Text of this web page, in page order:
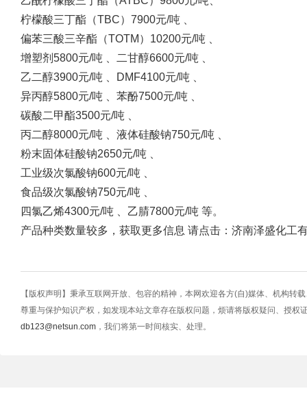
柠檬酸三丁酯（TBC）7900元/吨 、
偏苯三酸三辛酯（TOTM）10200元/吨 、
增塑剂5800元/吨 、二甘醇6600元/吨 、
乙二醇3900元/吨 、DMF4100元/吨 、
异丙醇5800元/吨 、苯酚7500元/吨 、
碳酸二甲酯3500元/吨 、
丙二醇8000元/吨 、液体硅酸钠750元/吨 、
粉末固体硅酸钠2650元/吨 、
工业级次氯酸钠600元/吨 、
食品级次氯酸钠750元/吨 、
四氯乙烯4300元/吨 、乙腈7800元/吨 等。
产品种类数量较多，获取更多信息 请点击： 济南泽盛化工
【版权声明】秉承互联网开放、包容的精神，本网欢迎各方(自)媒体、机构转
尊重与保护知识产权，如发现本站文章存在版权问题，烦请将版权疑问、授权
db123@netsun.com ，我们将第一时间核实、处理。